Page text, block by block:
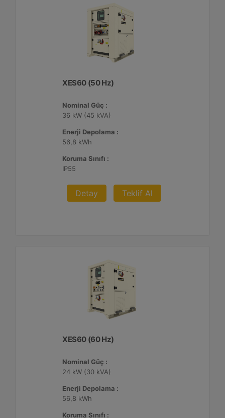
XES60 (50 Hz)
Nominal Güç :
36 kW (45 kVA)
Enerji Depolama :
56,8 kWh
Koruma Sınıfı :
IP55
Detay Teklif Al
XES60 (60 Hz)
Nominal Güç :
24 kW (30 kVA)
Enerji Depolama :
56,8 kWh
Koruma Sınıfı :